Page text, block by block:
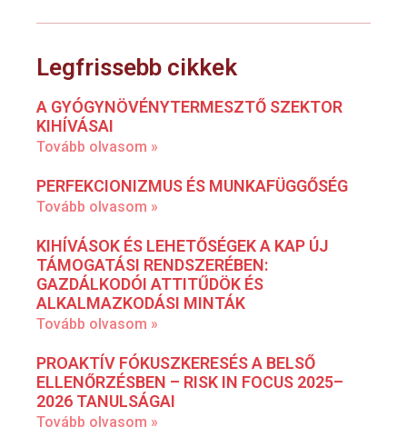
Legfrissebb cikkek
A GYÓGYNÖVÉNYTERMESZTŐ SZEKTOR
KIHÍVÁSAI
Tovább olvasom »
PERFEKCIONIZMUS ÉS MUNKAFÜGGŐSÉG
Tovább olvasom »
KIHÍVÁSOK ÉS LEHETŐSÉGEK A KAP ÚJ
TÁMOGATÁSI RENDSZERÉBEN:
GAZDÁLKODÓI ATTITŰDÖK ÉS
ALKALMAZKODÁSI MINTÁK
Tovább olvasom »
PROAKTÍV FÓKUSZKERESÉS A BELSŐ
ELLENŐRZÉSBEN – RISK IN FOCUS 2025–
2026 TANULSÁGAI
Tovább olvasom »